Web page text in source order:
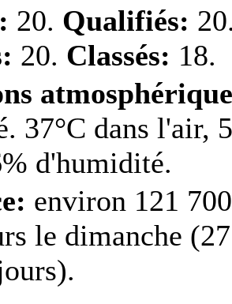
20. Qualifiés:
20. Classés: 18.
37°C dans l'air,
d'humidité.
environ 121 700
le dimanche